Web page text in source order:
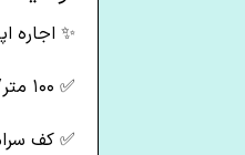
✨ اجاره
✅ ۱۰۰ متر/ دوخواب
✅ کف